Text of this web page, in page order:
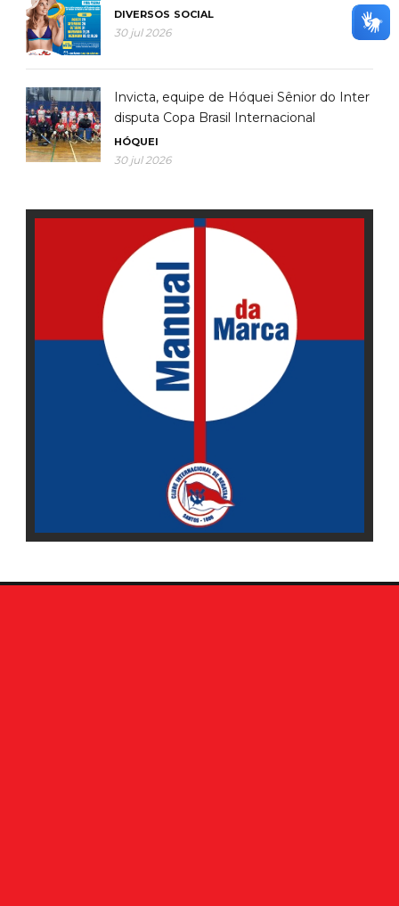
DIVERSOS SOCIAL
30 jul 2026
Invicta, equipe de Hóquei Sênior do Inter
disputa Copa Brasil Internacional
HÓQUEI
30 jul 2026